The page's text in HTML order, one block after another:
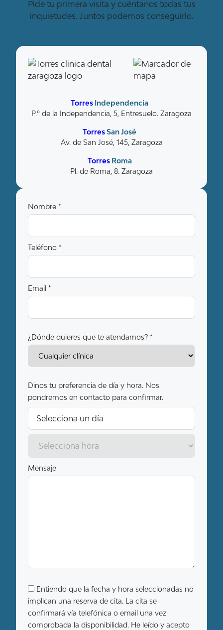
Pide tu primera visita y cuéntanos todas tus
inquietudes. Juntos podemos conseguirlo.
Torres Independencia
P.º de la Independencia, 5, Entresuelo. Zaragoza
TorresSan José
Av. de San José, 145, Zaragoza
Torres Roma
Pl. de Roma, 8. Zaragoza
Nombre *
Teléfono *
Email *
¿Dónde quieres que te atendamos? *
Dinos tu preferencia de día y hora. Nos
pondremos en contacto para confirmar.
Mensaje
Entiendo que la fecha y hora seleccionadas no
implican una reserva de cita. La cita se
confirmará vía telefónica o email una vez
comprobada la disponibilidad. He leído y acepto